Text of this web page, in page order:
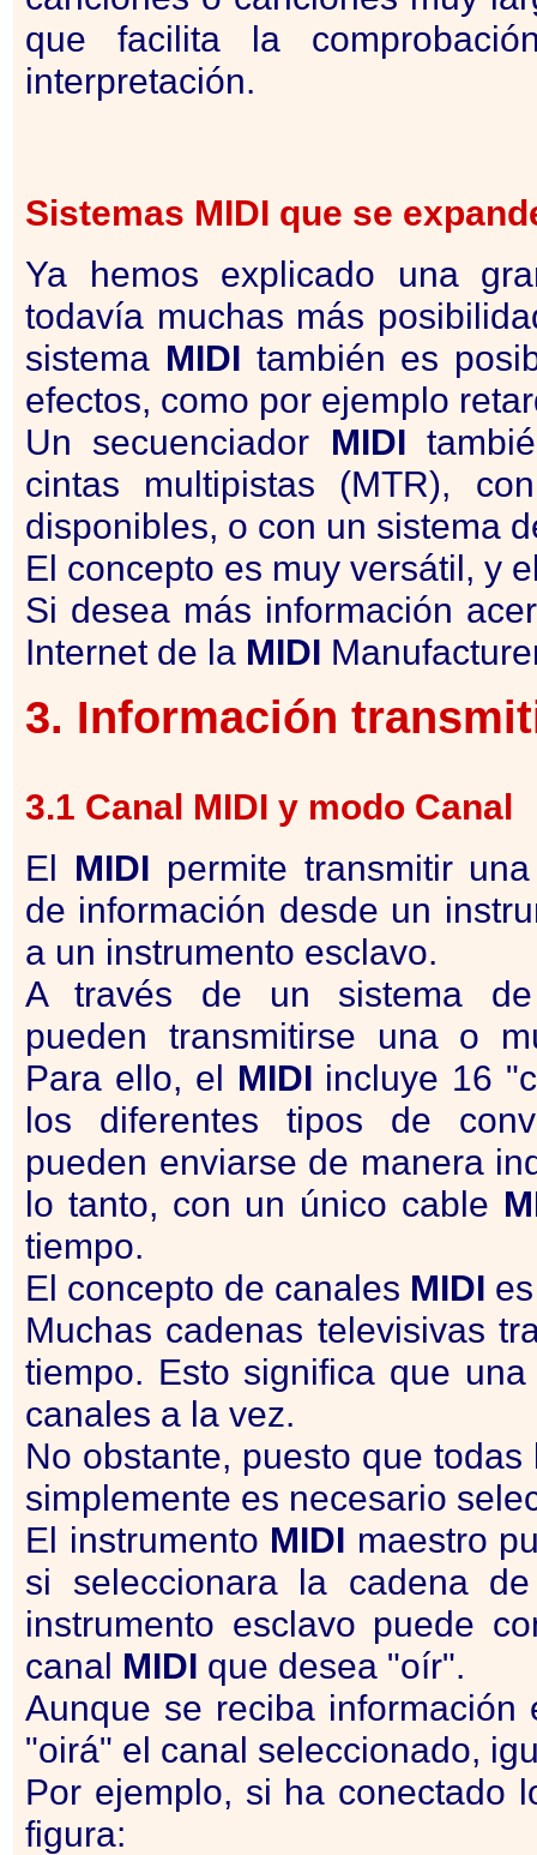
que facilita la
interpretación.
Sistemas MIDI que se
Ya hemos explicado una
todavía muchas más
sistema MIDI también es
efectos, como por ejemplo
Un secuenciador MIDI
cintas multipistas (MTR),
disponibles, o con un sistema
El concepto es muy versátil, y
Si desea más información
Internet de la MIDI
3. Información
3.1 Canal MIDI y modo Canal
El MIDI permite transmitir
de información desde un
a un instrumento esclavo.
A través de un sistema de
pueden transmitirse una o
Para ello, el MIDI incluye 16
los diferentes tipos de
pueden enviarse de manera
lo tanto, con un único cable
tiempo.
El concepto de canales MIDI
Muchas cadenas televisivas
tiempo. Esto significa que
canales a la vez.
No obstante, puesto que
simplemente es necesario
El instrumento MIDI maestro
si seleccionara la cadena
instrumento esclavo puede
canal MIDI que desea "oír".
Aunque se reciba
"oirá" el canal seleccionado,
Por ejemplo, si ha conectado
figura: